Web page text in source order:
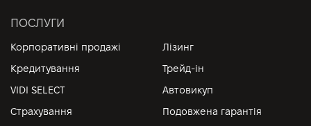
ПОСЛУГИ
Корпоративні продажі
Лізинг
Кредитування
Трейд-ін
VIDI SELECT
Автовикуп
Страхування
Подовжена гарантія